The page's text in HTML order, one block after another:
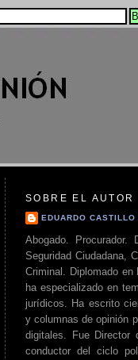
SOBRE EL AUTOR
EDUARDO CASTILLO
Abogado. Procurador.
Seguridad Ciudadana,
Criminal. Diplomado
ha especializado en
jurídicos. Ha escrito
y columnas de opinión
digitales. Fue Director
conductor del ciclo